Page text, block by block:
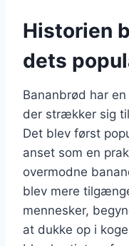
Historien
dets
Bananbrød har
der strækker sig
Det blev først
anset som en
overmodne
blev mere
mennesker,
at dukke op i